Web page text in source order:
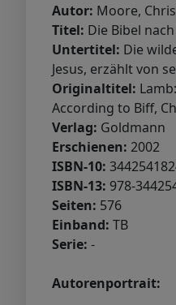
Autor: Moore,
Titel: Die Bibel
Untertitel: Die
Jesus, erzählt von
Originaltitel:
According to Biff,
Verlag: Goldmann
Erschienen: 2002
ISBN-10:
ISBN-13: 978-
Seiten: 576
Einband: TB
Serie: -
Autorenportrait: